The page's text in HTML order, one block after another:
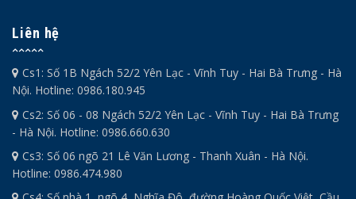
Liên hệ
Cs1: Số 1B Ngách 52/2 Yên Lạc - Vĩnh Tuy - Hai Bà Trưng - Hà
Nội. Hotline: 0986.180.945
Cs2: Số 06 - 08 Ngách 52/2 Yên Lạc - Vĩnh Tuy - Hai Bà Trưng
- Hà Nội. Hotline: 0986.660.630
Cs3: Số 06 ngõ 21 Lê Văn Lương - Thanh Xuân - Hà Nội.
Hotline: 0986.474.980